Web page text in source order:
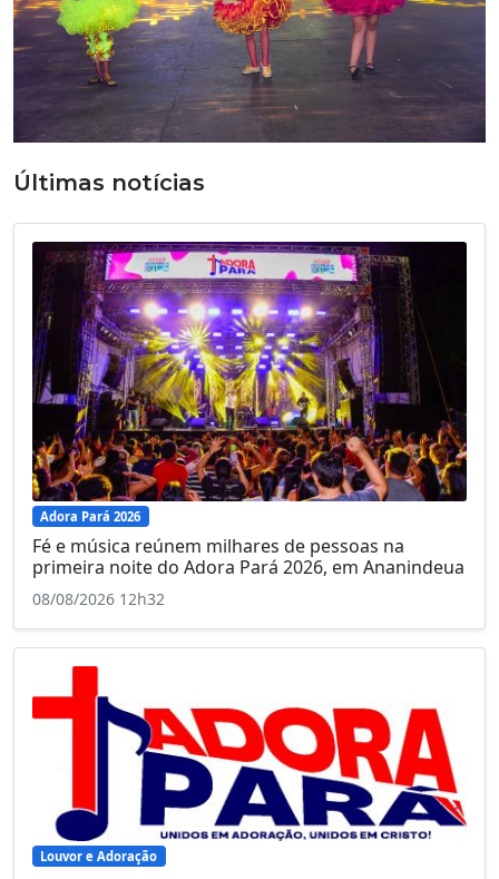
Últimas notícias
Adora Pará 2026
Fé e música reúnem milhares de pessoas na
primeira noite do Adora Pará 2026, em Ananindeua
08/08/2026 12h32
Louvor e Adoração